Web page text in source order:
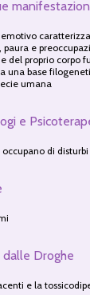
e
del proprio corpo
una base
umana
e
occupano di
Droghe
e la